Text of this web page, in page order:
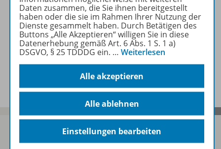
Weitere Inhalte der Ausgabe
Daten zusammen, die Sie ihnen bereitgestellt
haben oder die sie im Rahmen Ihrer Nutzung der
Dienste gesammelt haben. Durch Betätigen des
Buttons „Alle Akzeptieren“ willigen Sie in diese
Datenerhebung gemäß Art. 6 Abs. 1 S. 1 a)
DSGVO, § 25 TDDDG ein. … Weiterlesen
Alle akzeptieren
Alle ablehnen
Einstellungen bearbeiten